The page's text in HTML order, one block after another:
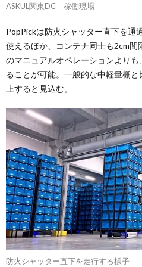
ASKUL関東DC 稼働現場
PopPickは防火シャッター直下を通
使えるほか、コンテナ同士も2cm
のマニュアルオペレーションより
ることが可能。一般的な中軽量棚
上すると見込む。
防火シャッター直下を走行する様子